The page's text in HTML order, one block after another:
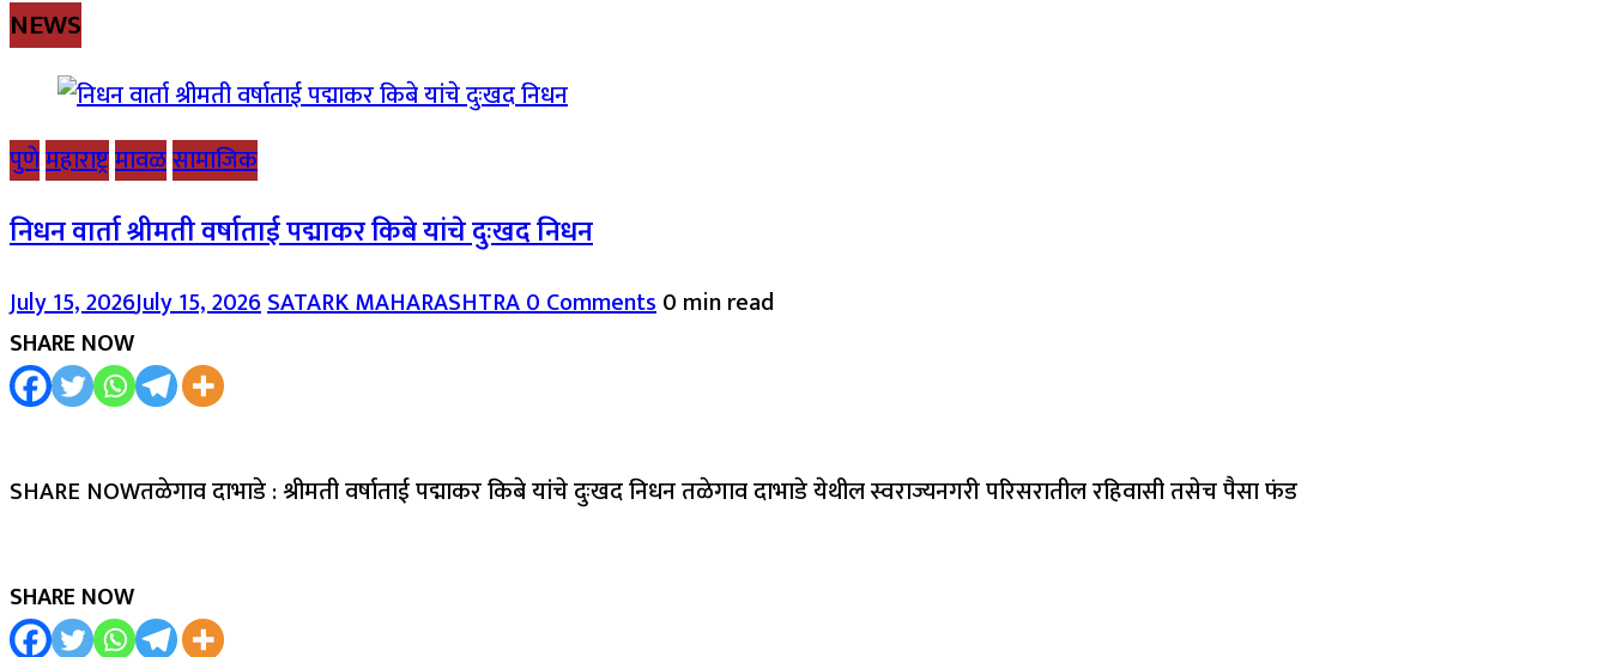
NEWS
पुणेमहाराष्ट्रमावळसामाजिक
निधन वार्ता श्रीमती वर्षाताई पद्माकर किबे यांचे दुःखद निधन
July 15, 2026July 15, 2026SATARK MAHARASHTRA0 Comments0 min read
SHARE NOW
SHARE NOWतळेगाव दाभाडे : श्रीमती वर्षाताई पद्माकर किबे यांचे दुःखद निधन तळेगाव दाभाडे येथील स्वराज्यनगरी परिसरातील रहिवासी तसेच पैसा फंड
SHARE NOW